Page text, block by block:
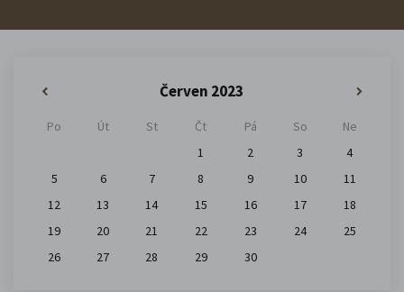
Červen 2023
Po Út St Čt Pá So
Ne
1
2 3
4
5
6 7 8 9 10
11
12
13 14 15 16 17
18
19
20 21 22 23 24
25
26
27 28 29 30